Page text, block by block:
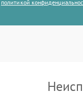
политикой